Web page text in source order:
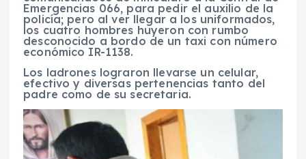
Emergencias 066, para pedir el auxilio de la
policía; pero al ver llegar a los uniformados,
los cuatro hombres huyeron con rumbo
desconocido a bordo de un taxi con número
económico IR-1138.
Los ladrones lograron llevarse un celular,
efectivo y diversas pertenencias tanto del
padre como de su secretaria.